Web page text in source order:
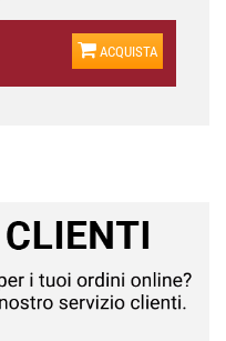
ACQUISTA